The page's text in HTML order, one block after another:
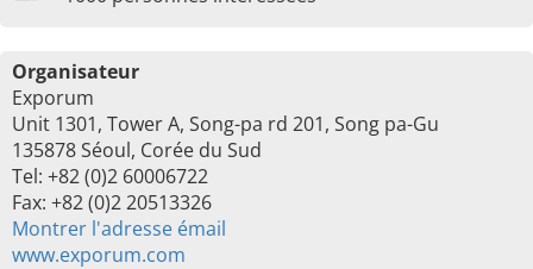
Organisateur
Exporum
Unit 1301, Tower A, Song-pa rd 201, Song pa-Gu
135878 Séoul, Corée du Sud
Tel: +82 (0)2 60006722
Fax: +82 (0)2 20513326
Montrer l'adresse émail
www.exporum.com